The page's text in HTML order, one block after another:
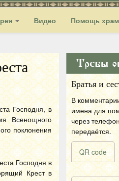
Видео Помощь
Господня, в
Всенощного
поклонения
Господня в
Крест в
Требы
Братья и
В
имена для
через
передаётся.
QR code